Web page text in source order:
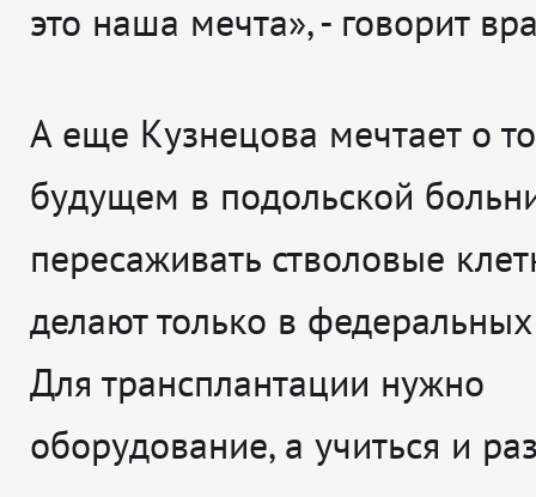
это наша мечта», - говорит
А еще Кузнецова мечтает о
будущем в подольской
пересаживать стволовые
делают только в
Для трансплантации нужно
оборудование, а учиться и